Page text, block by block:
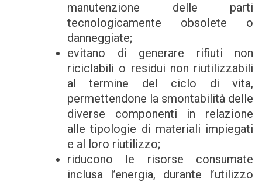
manutenzione delle parti
tecnologicamente obsolete o
danneggiate;
evitano di generare rifiuti non
riciclabili o residui non riutilizzabili
al termine del ciclo di vita,
permettendone la smontabilità delle
diverse componenti in relazione
alle tipologie di materiali impiegati
e al loro riutilizzo;
riducono le risorse consumate
inclusa l’energia, durante l’utilizzo